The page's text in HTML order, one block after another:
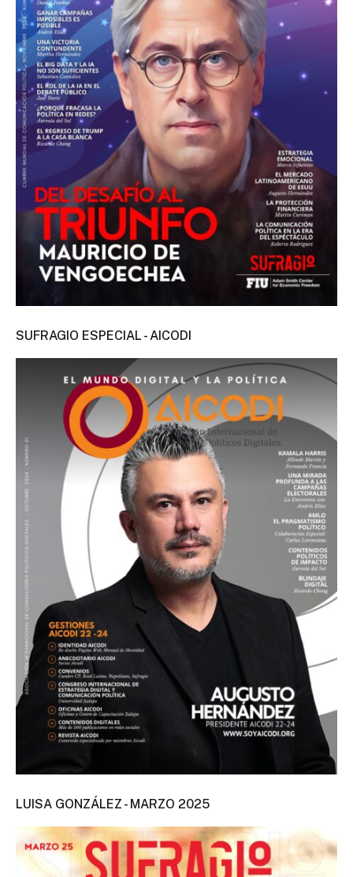
SUFRAGIO ESPECIAL - AICODI
LUISA GONZÁLEZ - MARZO 2025